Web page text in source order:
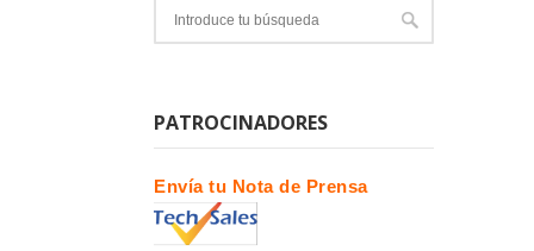
PATROCINADORES
Envía tu Nota de Prensa